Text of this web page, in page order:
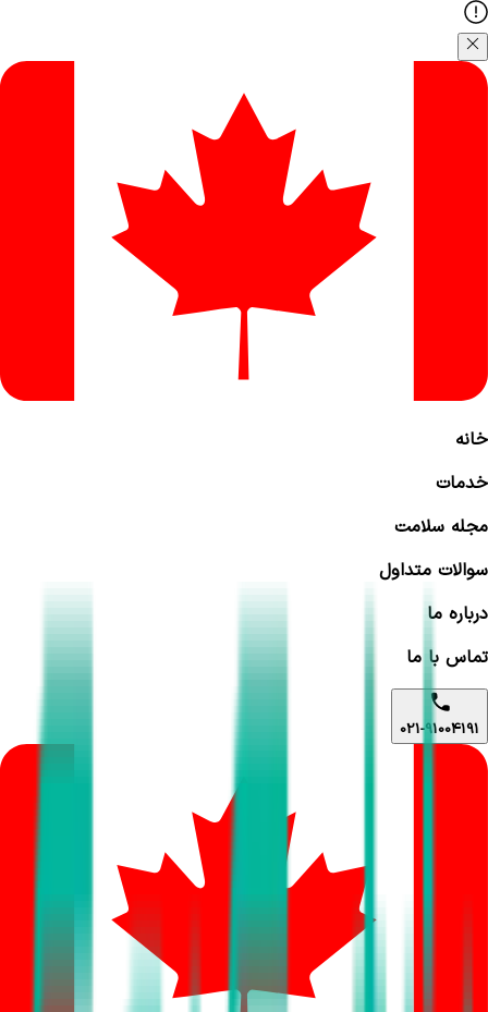
خانه
خدمات
مجله سلامت
سوالات متداول
درباره ما
تماس با ما
021-91004191